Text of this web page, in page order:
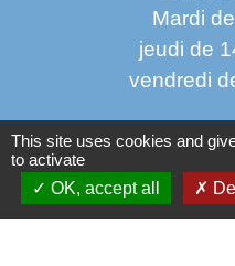
Mardi
jeudi de
vendredi
This site uses cookies and
to activate
OK, accept all